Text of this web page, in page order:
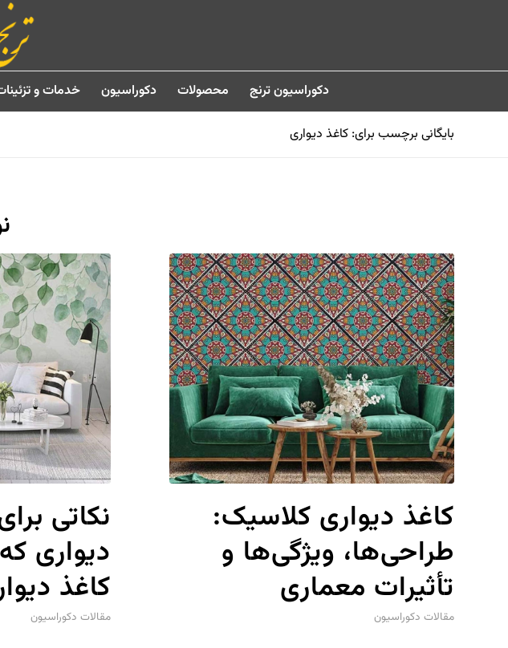
دکوراسیون ترنج محصولات دکوراسیون خدمات و
بایگانی برچسب برای: کاغذ دیواری
کاغذ دیواری کلاسیک:
طراحی‌ها، ویژگی‌ها و
تأثیرات معماری
مقالات دکوراسیون
نکاتی
دیواری
کاغذ
مقالات دکوراسیون